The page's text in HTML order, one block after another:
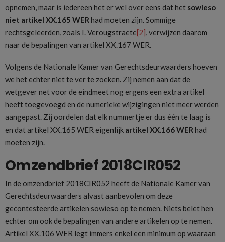
opnemen, maar is iedereen het er wel over eens dat het sowieso
niet artikel XX.165 WER had moeten zijn. Sommige
rechtsgeleerden, zoals I. Verougstraete[2], verwijzen daarom
naar de bepalingen van artikel XX.167 WER.
Volgens de Nationale Kamer van Gerechtsdeurwaarders hoeven
we het echter niet te ver te zoeken. Zij nemen aan dat de
wetgever net voor de eindmeet nog ergens een extra artikel
heeft toegevoegd en de numerieke wijzigingen niet meer werden
aangepast. Zij oordelen dat elk nummertje er dus één te laag is
en dat artikel XX.165 WER eigenlijk artikel XX.166 WER had
moeten zijn.
Omzendbrief 2018CIR052
In de omzendbrief 2018CIR052 heeft de Nationale Kamer van
Gerechtsdeurwaarders alvast aanbevolen om deze
gecontesteerde artikelen sowieso op te nemen. Niets belet hen
echter om ook de bepalingen van andere artikelen op te nemen.
Artikel XX.106 WER legt immers enkel een minimum op waaraan